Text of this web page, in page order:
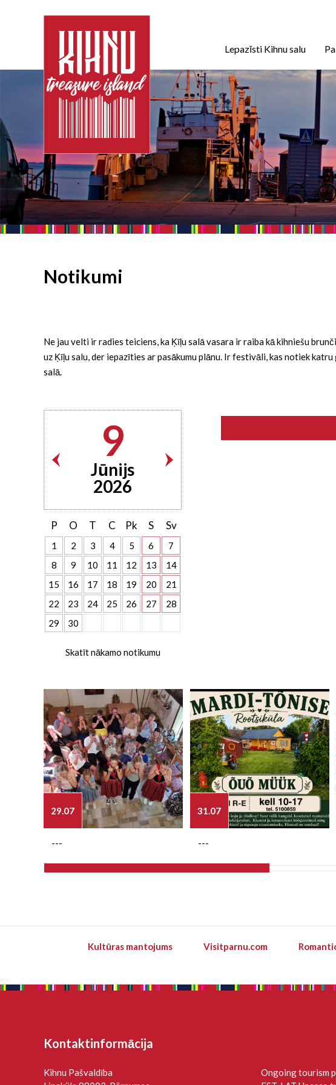
Lepazīsti Kihnu salu
Notikumi
Ne jau velti ir radies teiciens, ka Ķīļu salā vasara ir raiba kā kihniešu
uz Ķīļu salu, der iepazīties ar pasākumu plānu. Ir festivāli, kas notiek
salā.
9
Jūnijs
2026
P O T C Pk S Sv
1 2 3 4 5 6
7
8
9 10 11 12 13
14
15
16 17 18 19 20
21
22
23 24 25 26 27
28
29
30
Skatīt nākamo notikumu
29.07
---
31.07
---
Kultūras mantojums Visitparnu.com
Kontaktinformācija
Kihnu Pašvaldība
Ongoing tourism